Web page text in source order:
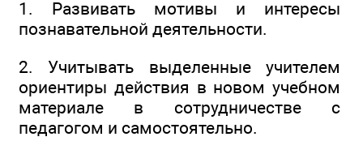
1. Развивать мотивы и интересы
познавательной деятельности.
2. Учитывать выделенные учителем
ориентиры действия в новом учебном
материале в сотрудничестве с
педагогом и самостоятельно.